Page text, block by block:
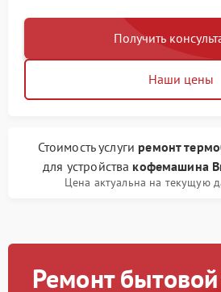
Получить
Наши цены
Стоимость услуги ремонт
для устройства кофемашина
Цена актуальна на текущую
Ремонт